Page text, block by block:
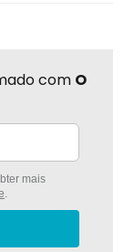
com O
mais